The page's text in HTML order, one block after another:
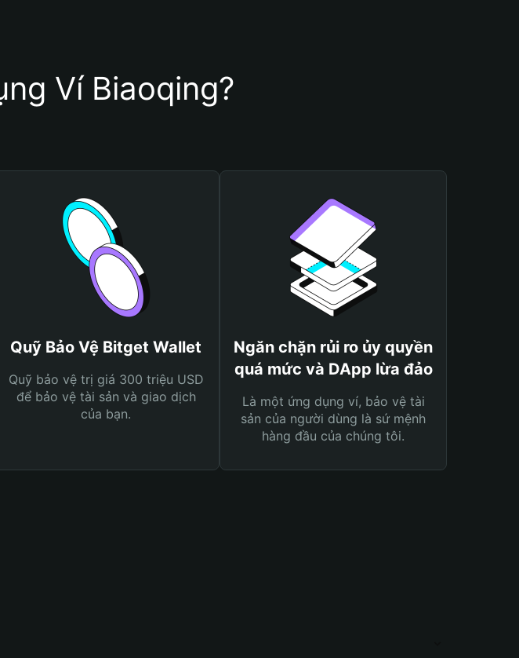
Ví Biaoqing?
Quỹ Bảo Vệ Bitget Wallet
Quỹ bảo vệ trị giá 300 triệu USD
để bảo vệ tài sản và giao dịch
của bạn.
Ngăn chặn rủi ro ủy quyền
quá mức và DApp lừa đảo
Là một ứng dụng ví, bảo vệ tài
sản của người dùng là sứ mệnh
hàng đầu của chúng tôi.